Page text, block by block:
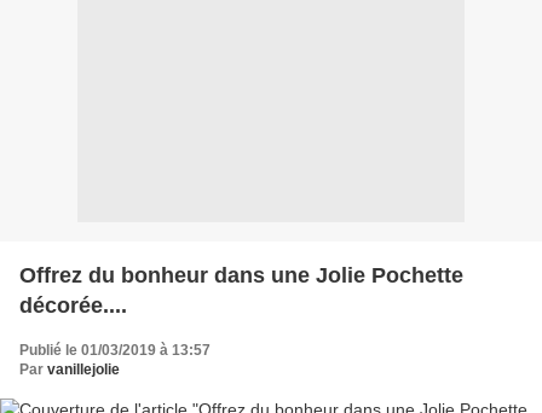
Offrez du bonheur dans une Jolie Pochette
décorée....
Publié le 01/03/2019 à 13:57
Par vanillejolie